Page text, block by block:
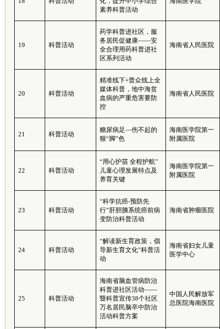
素养科普活动
19 科普活动
药学科普进社区，服
务居民促健康——安
全合理用药科普进社
区系列活动
海南省人民医院
20 科普活动
精准线下+普众线上全
媒体科普，地中海贫
血病的严重危害要防
控
海南省人民医院
21 科普活动
糖尿病足—伤不起的
狠“脚”色
海南医学院第一
附属医院
22 科普活动
“用心护苗 全程护航”
儿童心理发展特点及
养育关键
海南医学院第一
附属医院
23 科普活动
“科学抗癌-预防先
行”肝胆胰系统癌前病
变防治科普活动
海南省肿瘤医院
24 科普活动
“解读新生育政策，倡
导新生育文化”科普活
动
海南省妇女儿童
医学中心
25 科普活动
海南省脑血管病防治
科普进社区活动——
暨科普宣传38个社区
万名居民脑卒中防治
活动科普方案
中国人民解放军
总医院海南医院